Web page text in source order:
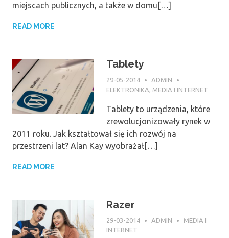
miejscach publicznych, a także w domu[…]
READ MORE
Tablety
29-05-2014
ADMIN
ELEKTRONIKA MEDIA I INTERNET
Tablety to urządzenia, które
zrewolucjonizowały rynek w
2011 roku. Jak kształtował się ich rozwój na
przestrzeni lat? Alan Kay wyobrażał[…]
READ MORE
Razer
29-03-2014 ADMIN
MEDIA I
INTERNET